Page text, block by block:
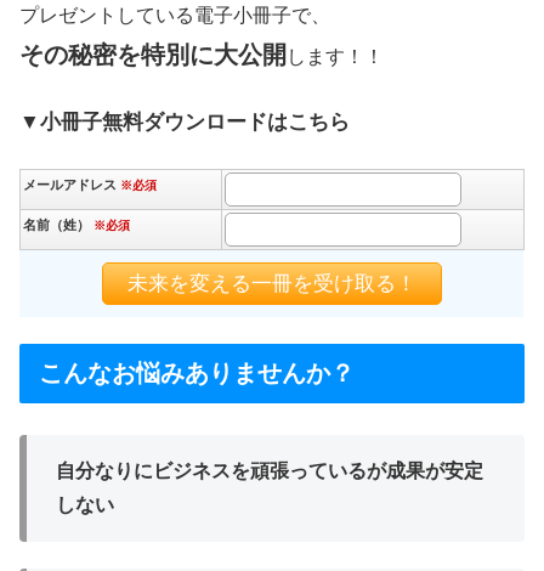
プレゼントしている電子小冊子で、
その秘密を特別に大公開 します！！
▼小冊子無料ダウンロードはこちら
メールアドレス ※必須
名前（姓） ※必須
こんなお悩みありませんか？
自分なりにビジネスを頑張っているが成果が安定
しない